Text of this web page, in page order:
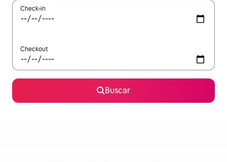
Check-in
Checkout
Buscar